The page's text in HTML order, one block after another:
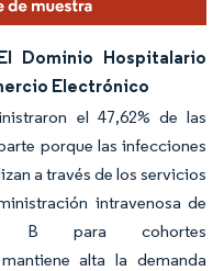
Dominio Hospitalario
Electrónico
el 47,62% de las
porque las infecciones
a través de los servicios
intravenosa de
B para cohortes
alta la demanda